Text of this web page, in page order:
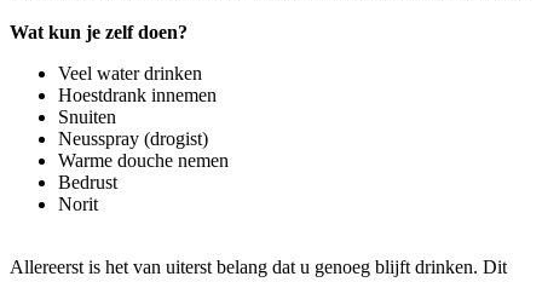
Wat kun je zelf doen?
Veel water drinken
Hoestdrank innemen
Snuiten
Neusspray (drogist)
Warme douche nemen
Bedrust
Norit
Allereerst is het van uiterst belang dat u genoeg blijft drinken. Dit